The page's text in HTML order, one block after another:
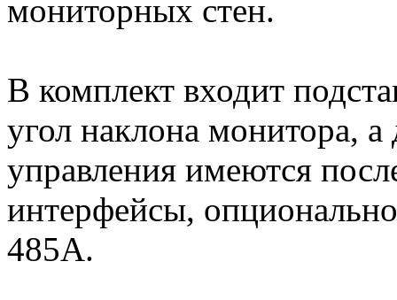
мониторных стен.
В комплект входит
угол наклона монитора,
управления имеются
интерфейсы,
485A.